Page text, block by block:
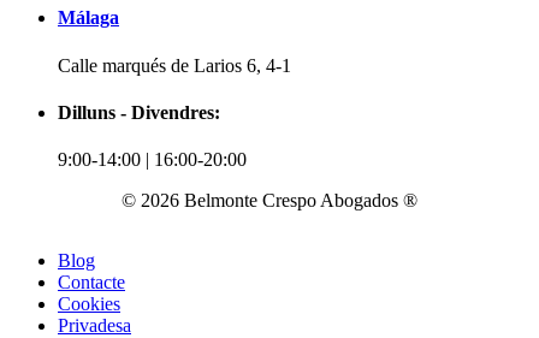
Málaga
Calle marqués de Larios 6, 4-1
Dilluns - Divendres:
9:00-14:00 | 16:00-20:00
© 2026 Belmonte Crespo Abogados ®
Blog
Contacte
Cookies
Privadesa